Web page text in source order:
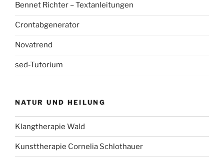
Bennet Richter – Textanleitungen
Crontabgenerator
Novatrend
sed-Tutorium
NATUR UND HEILUNG
Klangtherapie Wald
Kunsttherapie Cornelia Schlothauer